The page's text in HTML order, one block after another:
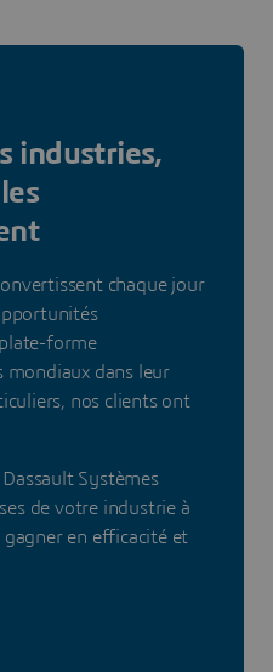
industries,
chaque jour
forme
mondiaux dans leur
nos clients ont
Systèmes
de votre industrie à
en efficacité et